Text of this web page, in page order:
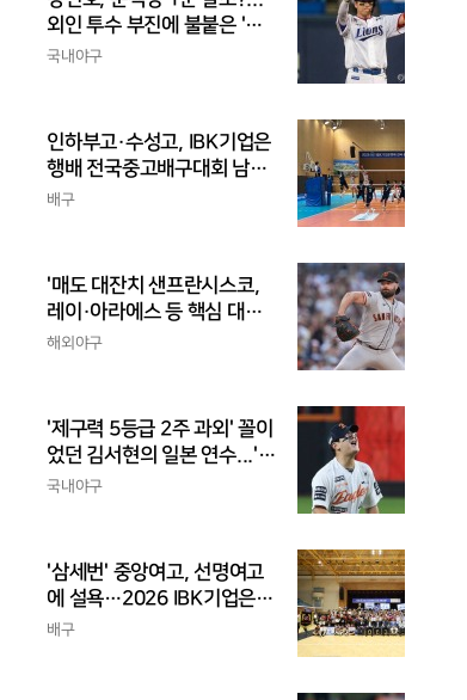
외인 투수 부진에 불붙은 '포
수리드론'
국내야구
인하부고·수성고, IBK기업은
행배 전국중고배구대회 남고
부 결승 격돌
배구
'매도 대잔치 샌프란시스코,
레이·아라에스 등 핵심 대거
트레이드...가을 포기
해외야구
'제구력 5등급 2주 과외' 꼴이
었던 김서현의 일본 연수...'종
합검진표'에 불과
국내야구
'삼세번' 중앙여고, 선명여고
에 설욕…2026 IBK기업은행
배 전국중고배구대회 우승
배구